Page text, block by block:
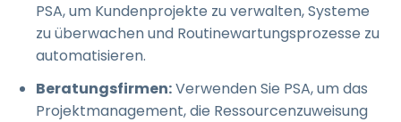
PSA, um Kundenprojekte zu verwalten, Systeme
zu überwachen und Routinewartungsprozesse zu
automatisieren.
Beratungsfirmen:Verwenden Sie PSA, um das
Projektmanagement, die Ressourcenzuweisung